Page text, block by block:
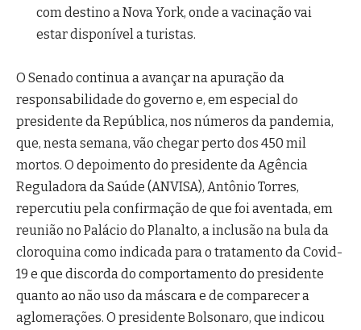
com destino a Nova York, onde a vacinação vai
estar disponível a turistas.
O Senado continua a avançar na apuração da
responsabilidade do governo e, em especial do
presidente da República, nos números da pandemia,
que, nesta semana, vão chegar perto dos 450 mil
mortos. O depoimento do presidente da Agência
Reguladora da Saúde (ANVISA), Antônio Torres,
repercutiu pela confirmação de que foi aventada, em
reunião no Palácio do Planalto, a inclusão na bula da
cloroquina como indicada para o tratamento da Covid-
19 e que discorda do comportamento do presidente
quanto ao não uso da máscara e de comparecer a
aglomerações. O presidente Bolsonaro, que indicou